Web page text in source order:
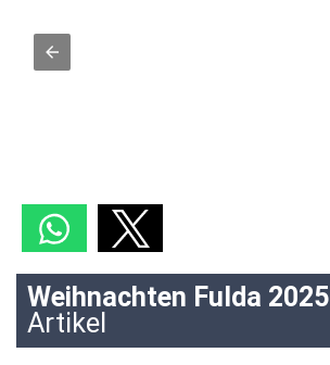
Weihnachten Fulda 2025
Artikel